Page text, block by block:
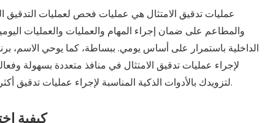
عمليات تدقيق الامتثال هي عمليات فحص لعمليات التدقيق
والمطاعم على ضمان إجراء المهام والعمليات والعمليات
الداخلية باستمرار على أساس يومي. ببساطة، كما يوحي الاسم،
لإجراء عمليات تدقيق الامتثال في منافذ متعددة بسهولة
لتزويدك بالأدوات الذكية المناسبة لإجراء عمليات تدقيق أكثر آلية وكفاءة ودقة وتنظيمًا في جميع متاجرك.
كيفية